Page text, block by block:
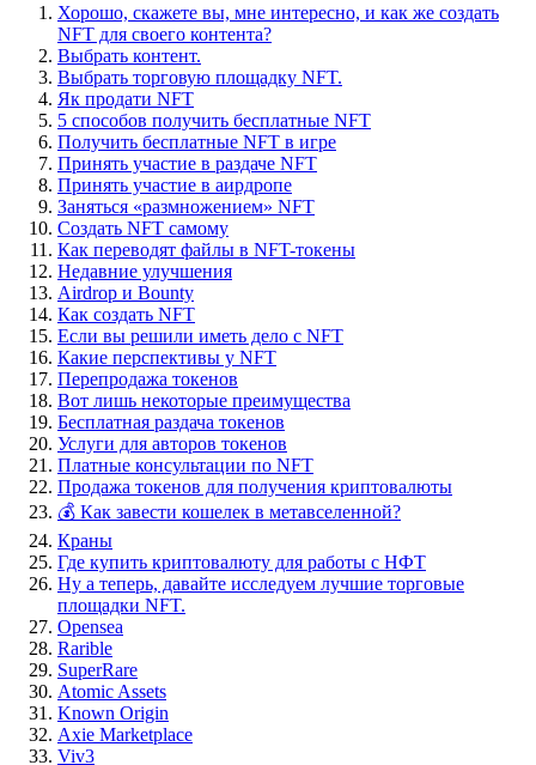
Хорошо, скажете вы, мне интересно, и как же создать
NFT для своего контента?
Выбрать контент.
Выбрать торговую площадку NFT.
Як продати NFT
5 способов получить бесплатные NFT
Получить бесплатные NFT в игре
Принять участие в раздаче NFT
Принять участие в аирдропе
Заняться «размножением» NFT
Создать NFT самому
Как переводят файлы в NFT-токены
Недавние улучшения
Airdrop и Bounty
Как создать NFT
Если вы решили иметь дело с NFT
Какие перспективы у NFT
Перепродажа токенов
Вот лишь некоторые преимущества
Бесплатная раздача токенов
Услуги для авторов токенов
Платные консультации по NFT
Продажа токенов для получения криптовалюты
💰 Как завести кошелек в метавселенной?
Краны
Где купить криптовалюту для работы с НФТ
Ну а теперь, давайте исследуем лучшие торговые
площадки NFT.
Opensea
Rarible
SuperRare
Atomic Assets
Known Origin
Axie Marketplace
Viv3